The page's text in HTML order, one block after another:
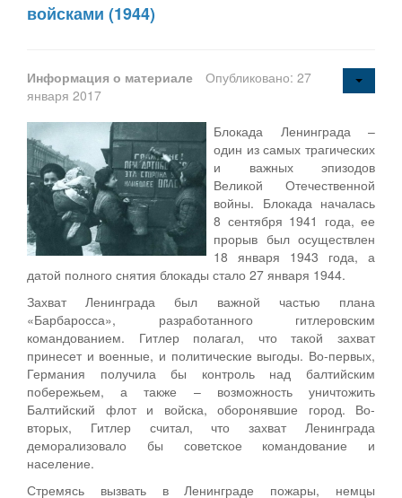
войсками (1944)
Информация о материале
Опубликовано: 27
января 2017
Блокада Ленинграда –
один из самых трагических
и важных эпизодов
Великой Отечественной
войны. Блокада началась
8 сентября 1941 года, ее
прорыв был осуществлен
18 января 1943 года, а
датой полного снятия блокады стало 27 января 1944.
Захват Ленинграда был важной частью плана
«Барбаросса», разработанного гитлеровским
командованием. Гитлер полагал, что такой захват
принесет и военные, и политические выгоды. Во-первых,
Германия получила бы контроль над балтийским
побережьем, а также – возможность уничтожить
Балтийский флот и войска, оборонявшие город. Во-
вторых, Гитлер считал, что захват Ленинграда
деморализовало бы советское командование и
население.
Стремясь вызвать в Ленинграде пожары, немцы